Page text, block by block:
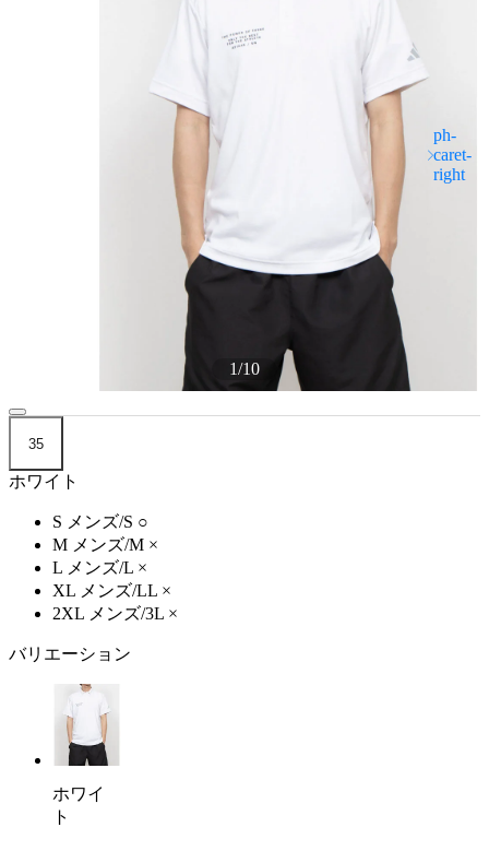
1/10
35
ホワイト
S メンズ/S ○
M メンズ/M ×
L メンズ/L ×
XL メンズ/LL ×
2XL メンズ/3L ×
バリエーション
ホワイ
ト